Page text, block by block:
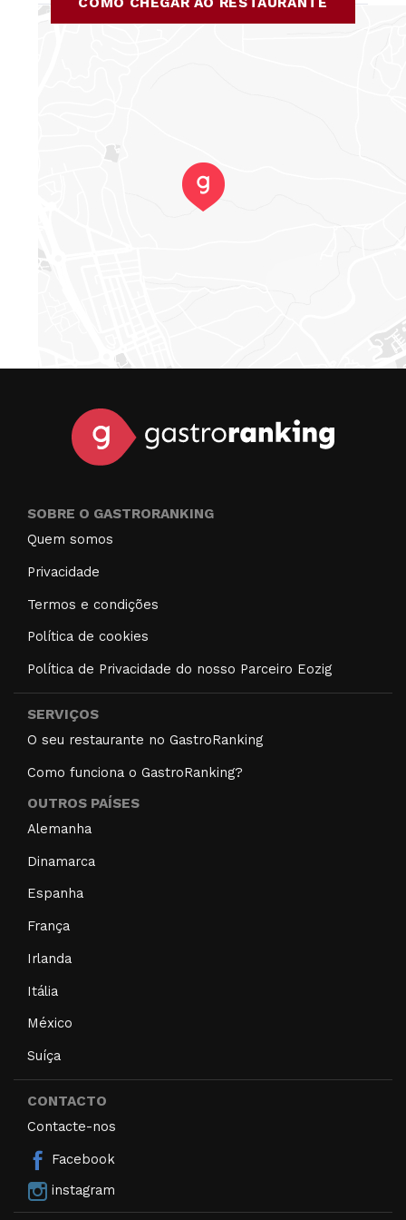
SOBRE O GASTRORANKING
Quem somos
Privacidade
Termos e condições
Política de cookies
Política de Privacidade do nosso Parceiro Eozig
SERVIÇOS
O seu restaurante no GastroRanking
Como funciona o GastroRanking?
OUTROS PAÍSES
Alemanha
Dinamarca
Espanha
França
Irlanda
Itália
México
Suíça
CONTACTO
Contacte-nos
Facebook
instagram